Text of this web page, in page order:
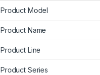
Product Model
Product Name
Product Line
Product Series